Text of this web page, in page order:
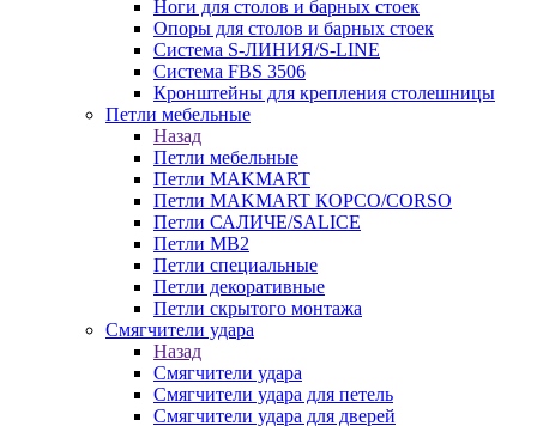
Ноги для столов и барных стоек
Опоры для столов и барных стоек
Система S-ЛИНИЯ/S-LINE
Система FBS 3506
Кронштейны для крепления столешницы
Петли мебельные
Назад
Петли мебельные
Петли MAKMART
Петли MAKMART КОРСО/CORSO
Петли САЛИЧЕ/SALICE
Петли MB2
Петли специальные
Петли декоративные
Петли скрытого монтажа
Смягчители удара
Назад
Смягчители удара
Смягчители удара для петель
Смягчители удара для дверей